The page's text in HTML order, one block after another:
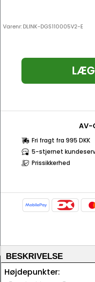
Varenr:DLINK-DGS110005V2-E
AV-
Fri fragt fra 995 DKK
5-stjernet
Prissikkerhed
BESKRIVELSE
Højdepunkter: